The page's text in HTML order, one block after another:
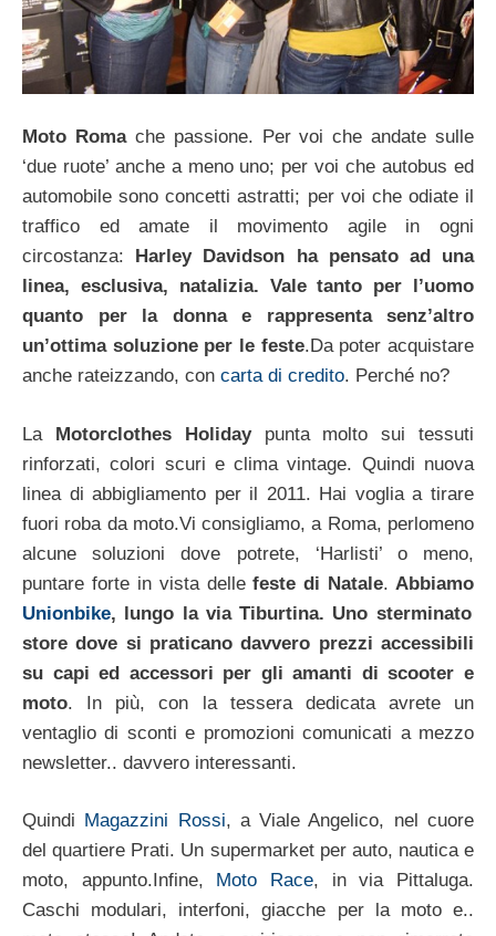
Moto Romache passione. Per voi che andate sulle
‘due ruote’ anche a meno uno; per voi che autobus ed
automobile sono concetti astratti; per voi che odiate il
traffico ed amate il movimento agile in ogni
circostanza:
Harley Davidson ha pensato ad una
linea, esclusiva, natalizia. Vale tanto per l’uomo
quanto per la donna e rappresenta senz’altro
un’ottima soluzione per le feste.Da poter acquistare
anche rateizzando, con carta di credito. Perché no?
La Motorclothes Holidaypunta molto sui tessuti
rinforzati, colori scuri e clima vintage. Quindi nuova
linea di abbigliamento per il 2011. Hai voglia a tirare
fuori roba da moto.Vi consigliamo, a Roma, perlomeno
alcune soluzioni dove potrete, ‘Harlisti’ o meno,
puntare forte in vista dellefeste di Natale. Abbiamo
Unionbike, lungo la via Tiburtina. Uno sterminato
store dove si praticano davvero prezzi accessibili
su capi ed accessori per gli amanti di scooter e
moto. In più, con la tessera dedicata avrete un
ventaglio di sconti e promozioni comunicati a mezzo
newsletter.. davvero interessanti.
Quindi Magazzini Rossi, a Viale Angelico, nel cuore
del quartiere Prati. Un supermarket per auto, nautica e
moto, appunto.Infine, Moto Race, in via Pittaluga.
Caschi modulari, interfoni, giacche per la moto e..